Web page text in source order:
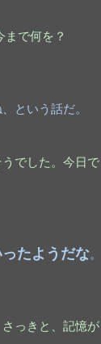
で何を？
という話だ。
でした。今日
たようだな。
っきと、記憶